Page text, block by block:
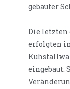
gebauter
Die letzten
erfolgten
eingebaut.